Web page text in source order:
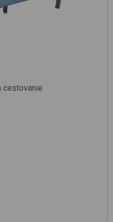
cestovanie